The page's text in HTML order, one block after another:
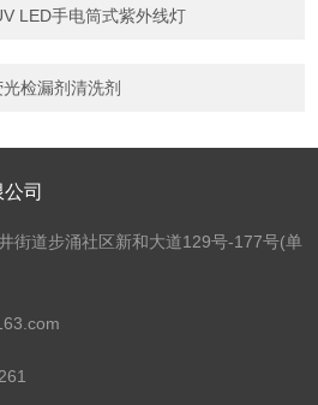
LED手电筒式紫外线灯
检漏剂清洗剂
司
街道步涌社区新和大道129号-177号(单